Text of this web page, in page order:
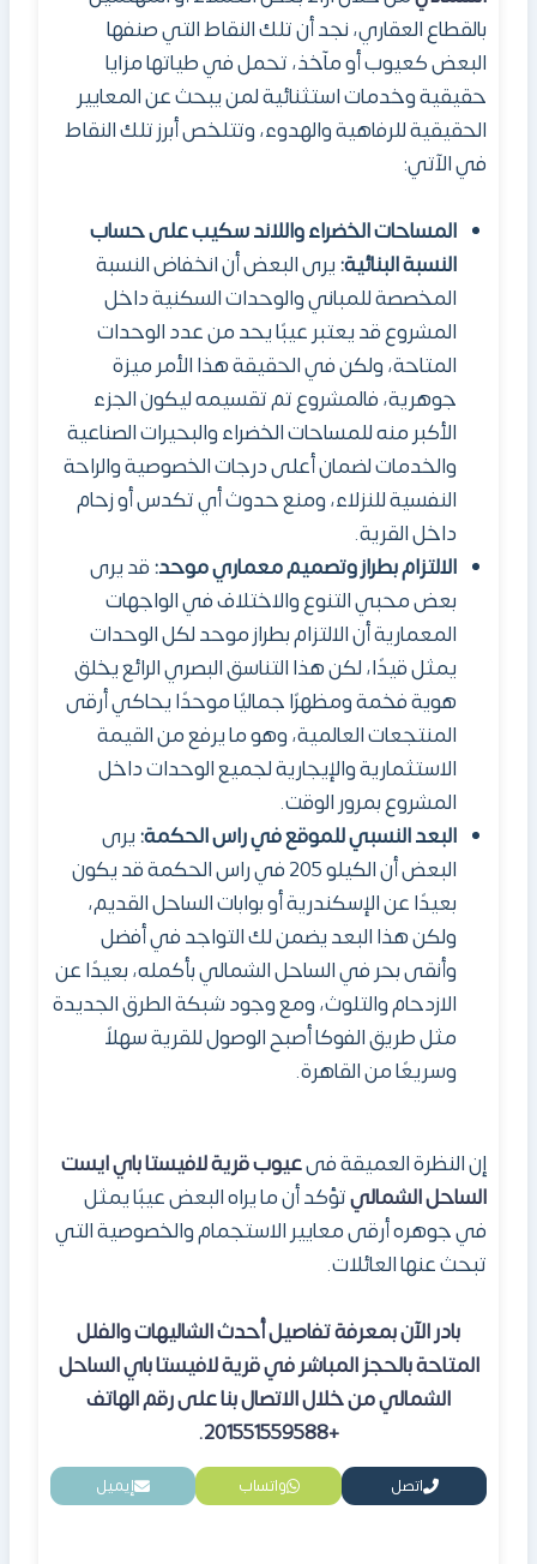
بالقطاع العقاري، نجد أن تلك النقاط التي صنفها
البعض كعيوب أو مآخذ، تحمل في طياتها مزايا
حقيقية وخدمات استثنائية لمن يبحث عن المعايير
الحقيقية للرفاهية والهدوء، وتتلخص أبرز تلك النقاط
في الآتي:
المساحات الخضراء واللاند سكيب على حساب
النسبة البنائية:يرى البعض أن انخفاض النسبة
المخصصة للمباني والوحدات السكنية داخل
المشروع قد يعتبر عيبًا يحد من عدد الوحدات
المتاحة، ولكن في الحقيقة هذا الأمر ميزة
جوهرية، فالمشروع تم تقسيمه ليكون الجزء
الأكبر منه للمساحات الخضراء والبحيرات الصناعية
والخدمات لضمان أعلى درجات الخصوصية والراحة
النفسية للنزلاء، ومنع حدوث أي تكدس أو زحام
داخل القرية.
الالتزام بطراز وتصميم معماري موحد:قد يرى
بعض محبي التنوع والاختلاف في الواجهات
المعمارية أن الالتزام بطراز موحد لكل الوحدات
يمثل قيدًا، لكن هذا التناسق البصري الرائع يخلق
هوية فخمة ومظهرًا جماليًا موحدًا يحاكي أرقى
المنتجعات العالمية، وهو ما يرفع من القيمة
الاستثمارية والإيجارية لجميع الوحدات داخل
المشروع بمرور الوقت.
البعد النسبي للموقع في راس الحكمة:يرى
البعض أن الكيلو 205 في راس الحكمة قد يكون
بعيدًا عن الإسكندرية أو بوابات الساحل القديم،
ولكن هذا البعد يضمن لك التواجد في أفضل
وأنقى بحر في الساحل الشمالي بأكمله، بعيدًا عن
الازدحام والتلوث، ومع وجود شبكة الطرق الجديدة
مثل طريق الفوكا أصبح الوصول للقرية سهلاً
وسريعًا من القاهرة.
إن النظرة العميقة فىعيوب قرية لافيستا بايايست
الساحل الشماليتؤكد أن ما يراه البعض عيبًا يمثل
في جوهره أرقى معايير الاستجمام والخصوصية التي
تبحث عنها العائلات.
بادر الآن بمعرفة تفاصيل أحدث الشاليهات والفلل
المتاحة بالحجز المباشرفيقرية لافيستا باي الساحل
الشمالي من خلال الاتصال بنا على رقم الهاتف
+201551559588.
اتصل واتساب إيميل